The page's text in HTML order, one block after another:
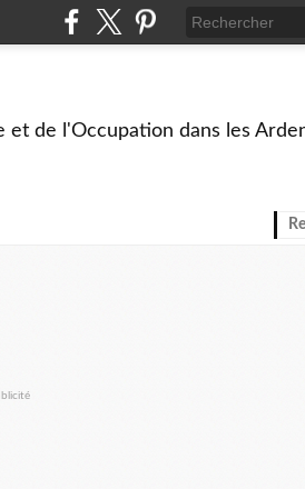
et de l'Occupation dans les